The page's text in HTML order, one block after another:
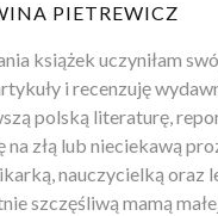
PIETREWICZ
książek uczyniłam
i recenzuję
polską literaturę,
na złą lub nieciekawą
nauczycielką oraz
szczęśliwą mamą